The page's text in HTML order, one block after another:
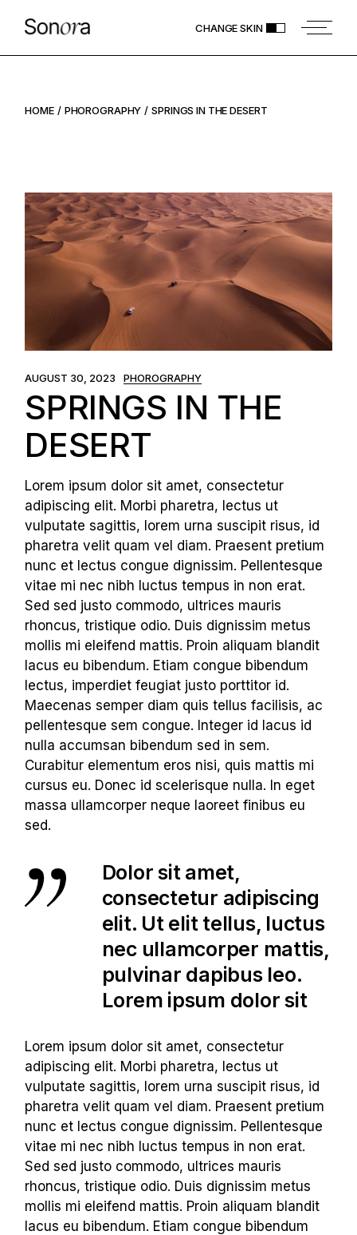
CHANGE SKIN
HOME PHOROGRAPHY SPRINGS IN THE DESERT
AUGUST 30, 2023 PHOROGRAPHY
SPRINGS IN THE
DESERT
Lorem ipsum dolor sit amet, consectetur
adipiscing elit. Morbi pharetra, lectus ut
vulputate sagittis, lorem urna suscipit risus, id
pharetra velit quam vel diam. Praesent pretium
nunc et lectus congue dignissim. Pellentesque
vitae mi nec nibh luctus tempus in non erat.
Sed sed justo commodo, ultrices mauris
rhoncus, tristique odio. Duis dignissim metus
mollis mi eleifend mattis. Proin aliquam blandit
lacus eu bibendum. Etiam congue bibendum
lectus, imperdiet feugiat justo porttitor id.
Maecenas semper diam quis tellus facilisis, ac
pellentesque sem congue. Integer id lacus id
nulla accumsan bibendum sed in sem.
Curabitur elementum eros nisi, quis mattis mi
cursus eu. Donec id scelerisque nulla. In eget
massa ullamcorper neque laoreet finibus eu
sed.
Dolor sit amet,
consectetur adipiscing
elit. Ut elit tellus, luctus
nec ullamcorper mattis,
pulvinar dapibus leo.
Lorem ipsum dolor sit
Lorem ipsum dolor sit amet, consectetur
adipiscing elit. Morbi pharetra, lectus ut
vulputate sagittis, lorem urna suscipit risus, id
pharetra velit quam vel diam. Praesent pretium
nunc et lectus congue dignissim. Pellentesque
vitae mi nec nibh luctus tempus in non erat.
Sed sed justo commodo, ultrices mauris
rhoncus, tristique odio. Duis dignissim metus
mollis mi eleifend mattis. Proin aliquam blandit
lacus eu bibendum. Etiam congue bibendum